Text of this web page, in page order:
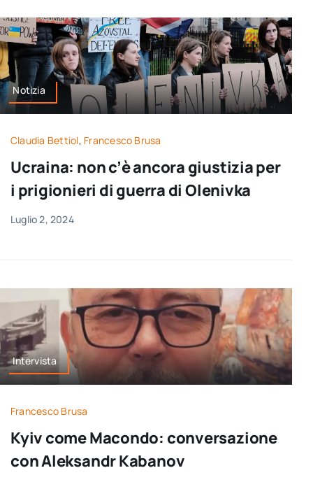
Notizia
Claudia Bettiol, Francesco Brusa
Ucraina: non c’è ancora giustizia per
i prigionieri di guerra di Olenivka
Luglio 2, 2024
Intervista
Francesco Brusa
Kyiv come Macondo: conversazione
con Aleksandr Kabanov